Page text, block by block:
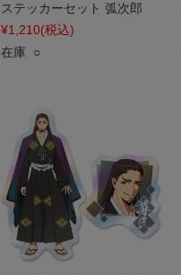
ステッカーセット 弧次郎
¥1,210(税込)
在庫 ○